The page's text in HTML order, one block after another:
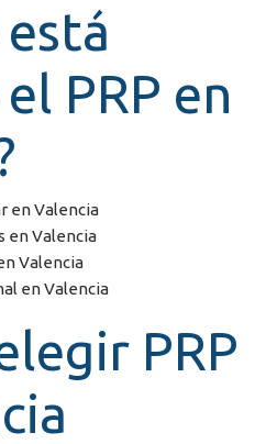
PRP en
en Valencia
en Valencia
Valencia
en Valencia
PRP